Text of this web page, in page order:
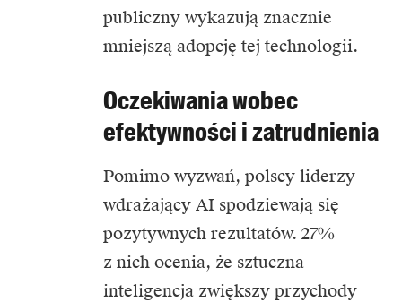
publiczny wykazują znacznie
mniejszą adopcję tej technologii.
Oczekiwania wobec
efektywności i zatrudnienia
Pomimo wyzwań, polscy liderzy
wdrażający AI spodziewają się
pozytywnych rezultatów. 27%
z nich ocenia, że sztuczna
inteligencja zwiększy przychody